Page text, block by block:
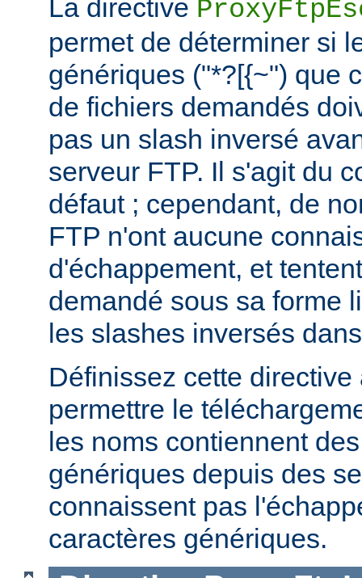
La directive
permet de déterminer si
génériques ("*?[{~") que
de fichiers demandés
pas un slash inversé
serveur FTP. Il s'agit du
défaut ; cependant, de
FTP n'ont aucune
d'échappement, et
demandé sous sa forme
les slashes inversés
Définissez cette directive
permettre le
les noms contiennent
génériques depuis des
connaissent pas
caractères génériques.